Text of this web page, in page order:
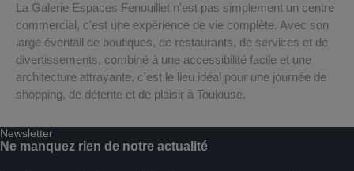
La Galerie Espaces Fenouillet n'est pas simplement un centre
commercial, c'est une expérience de vie complète. Avec son
large éventail de boutiques, de restaurants, de services et de
divertissements, combiné à une accessibilité facile et une
architecture attrayante, c'est le lieu idéal pour une journée de
shopping, de détente et de plaisir à Toulouse.
Newsletter
Ne manquez rien de notre actualité